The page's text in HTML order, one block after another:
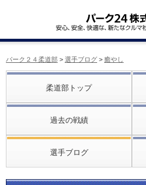
パーク２４柔道部 > 選手ブログ > 癒やし
柔道部トップ
過去の戦績
選手ブログ